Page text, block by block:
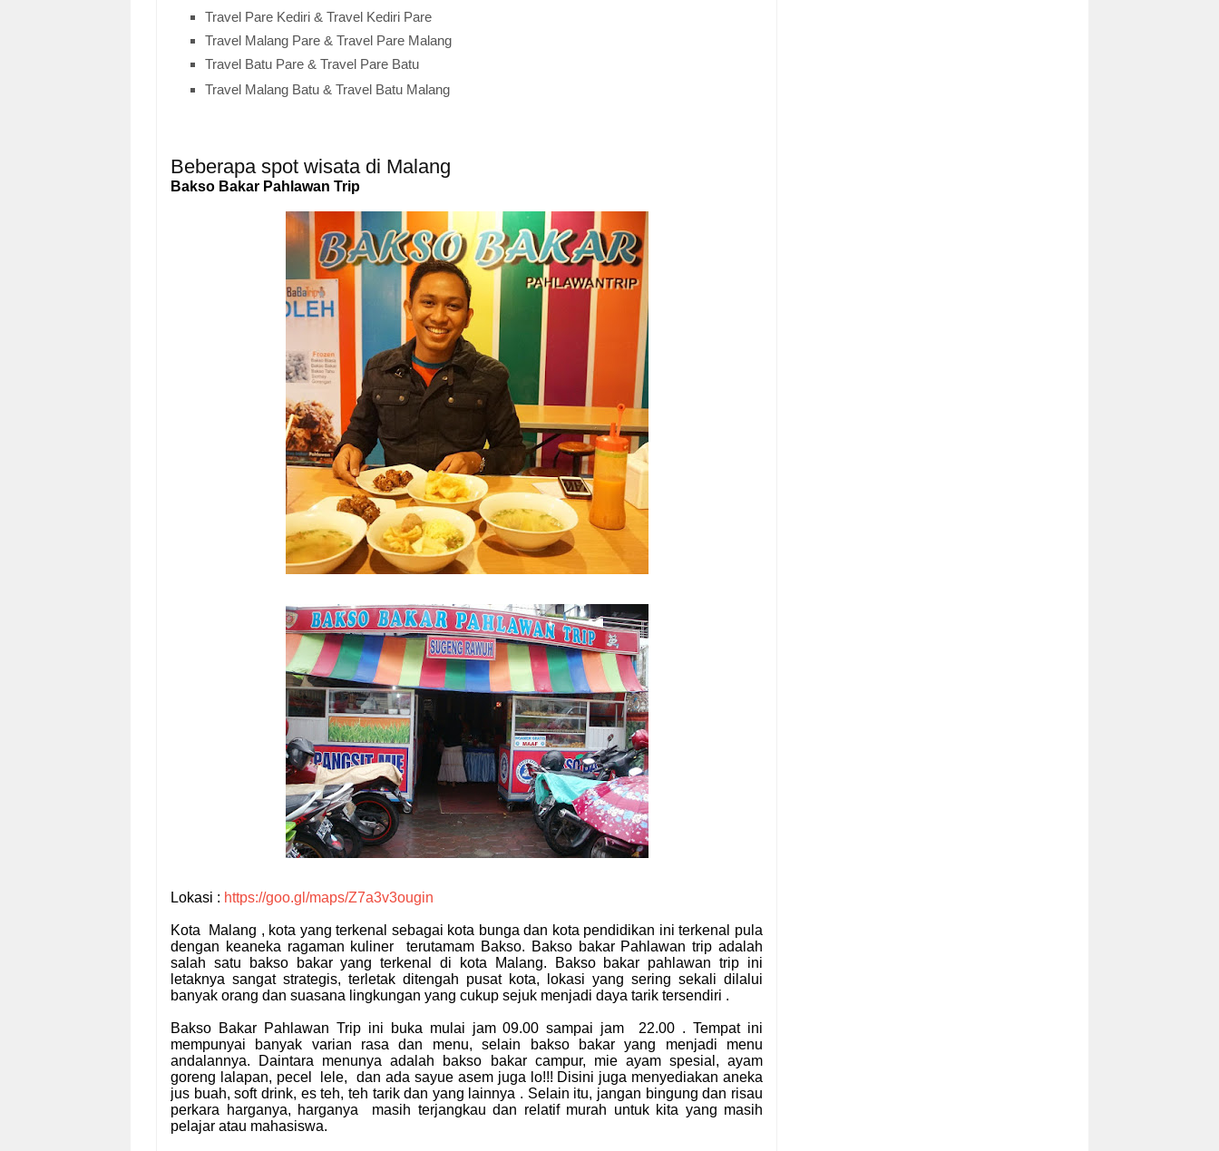
Travel Pare Kediri & Travel Kediri Pare
Travel Malang Pare & Travel Pare Malang
Travel Batu Pare & Travel Pare Batu
Travel Malang Batu & Travel Batu Malang
Beberapa spot wisata di Malang
Bakso Bakar Pahlawan Trip
Lokasi : https://goo.gl/maps/Z7a3v3ougin
Kota Malang , kota yang terkenal sebagai kota bunga dan kota pendidikan ini terkenal pula
dengan keaneka ragaman kuliner terutamam Bakso. Bakso bakar Pahlawan trip adalah
salah satu bakso bakar yang terkenal di kota Malang. Bakso bakar pahlawan trip ini
letaknya sangat strategis, terletak ditengah pusat kota, lokasi yang sering sekali dilalui
banyak orang dan suasana lingkungan yang cukup sejuk menjadi daya tarik tersendiri .
Bakso Bakar Pahlawan Trip ini buka mulai jam 09.00 sampai jam 22.00 . Tempat ini
mempunyai banyak varian rasa dan menu, selain bakso bakar yang menjadi menu
andalannya. Daintara menunya adalah bakso bakar campur, mie ayam spesial, ayam
goreng lalapan, pecel lele, dan ada sayue asem juga lo!!! Disini juga menyediakan aneka
jus buah, soft drink, es teh, teh tarik dan yang lainnya . Selain itu, jangan bingung dan risau
perkara harganya, harganya masih terjangkau dan relatif murah untuk kita yang masih
pelajar atau mahasiswa.